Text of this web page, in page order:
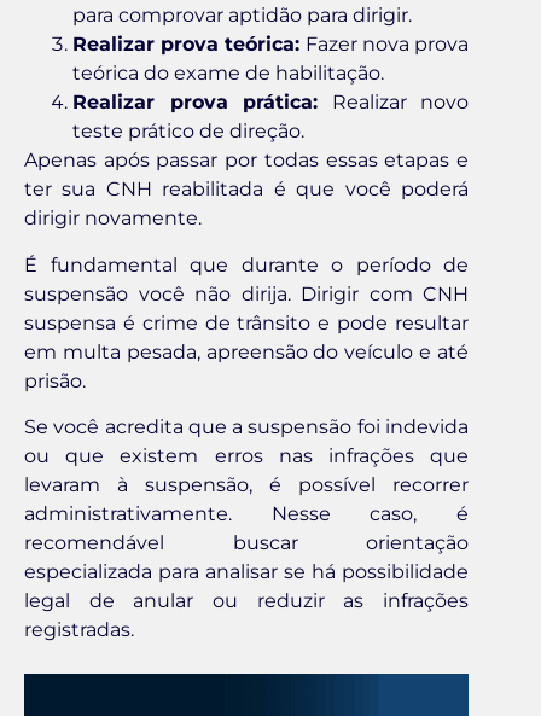
para comprovar aptidão para dirigir.
Realizar prova teórica: Fazer nova prova
teórica do exame de habilitação.
Realizar prova prática: Realizar novo
teste prático de direção.
Apenas após passar por todas essas etapas e
ter sua CNH reabilitada é que você poderá
dirigir novamente.
É fundamental que durante o período de
suspensão você não dirija. Dirigir com CNH
suspensa é crime de trânsito e pode resultar
em multa pesada, apreensão do veículo e até
prisão.
Se você acredita que a suspensão foi indevida
ou que existem erros nas infrações que
levaram à suspensão, é possível recorrer
administrativamente. Nesse caso, é
recomendável buscar orientação
especializada para analisar se há possibilidade
legal de anular ou reduzir as infrações
registradas.